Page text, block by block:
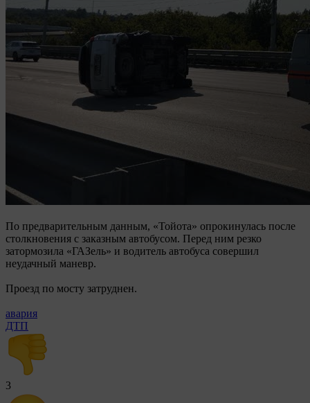
По предварительным данным, «Тойота» опрокинулась после
столкновения с заказным автобусом. Перед ним резко
затормозила «ГАЗель» и водитель автобуса совершил
неудачный маневр.
Проезд по мосту затруднен.
авария
ДТП
3